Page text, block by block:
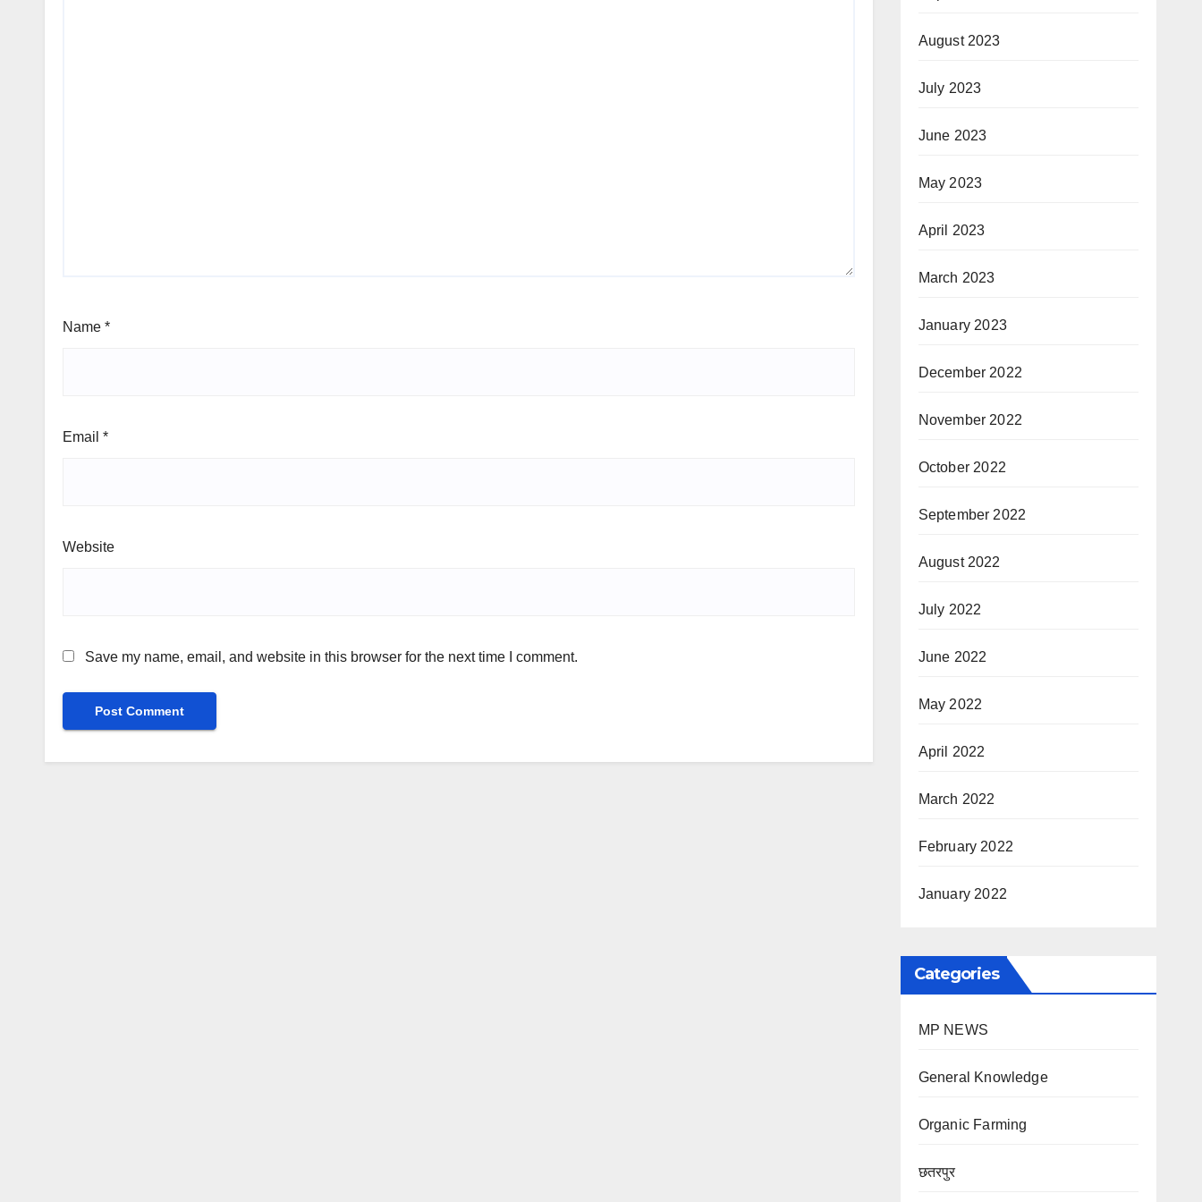
Name *
Email *
Website
Save my name, email, and website in this browser for the next time I comment.
August 2023
July 2023
June 2023
May 2023
April 2023
March 2023
January 2023
December 2022
November 2022
October 2022
September 2022
August 2022
July 2022
June 2022
May 2022
April 2022
March 2022
February 2022
January 2022
Categories
MP NEWS
General Knowledge
Organic Farming
छतरपुर